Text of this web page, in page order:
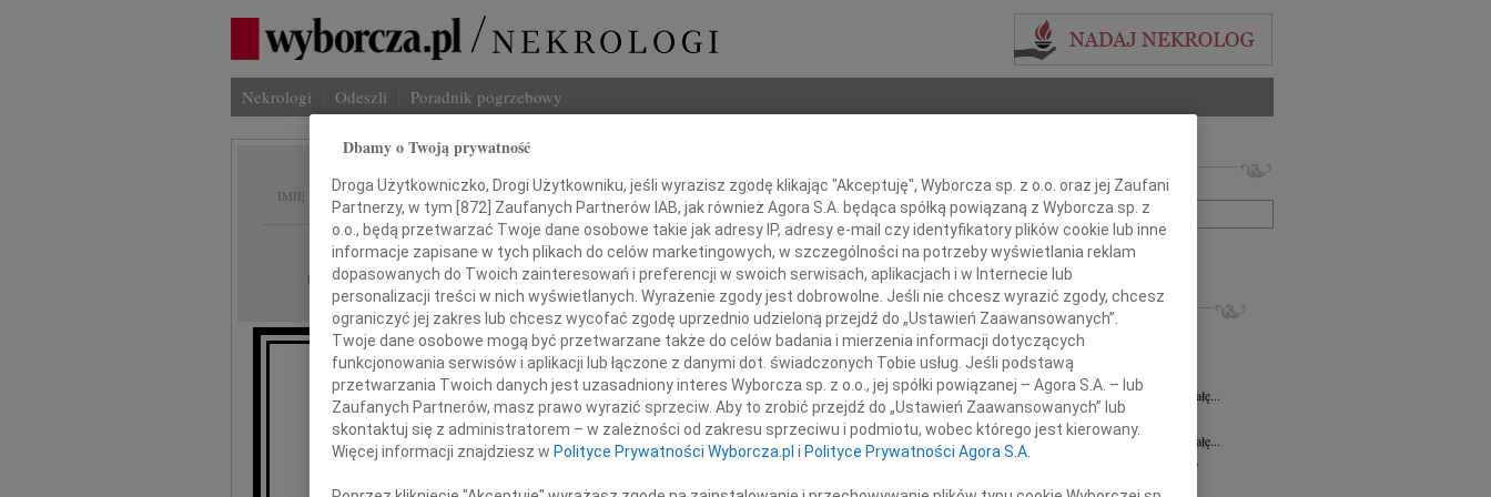
Nekrologi Odeszli Poradnik pogrzebowy
IMIĘ I NAZWISKO: Urszula Spałka
REGION: Wrocław
DATA EMISJI: 29.12.2021
Z głębokim bólem zawiadamiamy,
że w dniu 25 grudnia 2021 roku
odeszła nasza Przyjaciółka
Imię i nazwisko lub numer ogłoszenia:
+ szukanie zaawansowane
INNE NEKROLOGI
Zdzisława Sawaryn 31.07.2026
Zmarła Zdzisława Sawaryn wieloletnia...
Paweł Spychała24.07.2026
Z wielkim żalem żegnamy Ś.P. Pawła Spychałę...
Paweł Spychała
22.07.2026
Z wielkim żalem żegnamy Ś.P. Pawła Spychałę...
Zdzisław Barszczewski
Wrocław
Z głębokim smutkiem i żalem przyjęliśmy...
Dbamy o Twoją prywatność
Droga Użytkowniczko, Drogi Użytkowniku, jeśli wyrazisz zgodę klikając "Akceptuję", Wyborcza sp. z o.o. oraz jej Zaufani
Partnerzy, w tym [872] Zaufanych Partnerów IAB, jak również Agora S.A. będąca spółką powiązaną z Wyborcza sp. z
o.o., będą przetwarzać Twoje dane osobowe takie jak adresy IP, adresy e-mail czy identyfikatory plików cookie lub inne
informacje zapisane w tych plikach do celów marketingowych, w szczególności na potrzeby wyświetlania reklam
dopasowanych do Twoich zainteresowań i preferencji w swoich serwisach, aplikacjach i w Internecie lub
personalizacji treści w nich wyświetlanych. Wyrażenie zgody jest dobrowolne. Jeśli nie chcesz wyrazić zgody, chcesz
ograniczyć jej zakres lub chcesz wycofać zgodę uprzednio udzieloną przejdź do „Ustawień Zaawansowanych”.
Twoje dane osobowe mogą być przetwarzane także do celów badania i mierzenia informacji dotyczących
funkcjonowania serwisów i aplikacji lub łączone z danymi dot. świadczonych Tobie usług. Jeśli podstawą
przetwarzania Twoich danych jest uzasadniony interes Wyborcza sp. z o.o., jej spółki powiązanej – Agora S.A. – lub
Zaufanych Partnerów, masz prawo wyrazić sprzeciw. Aby to zrobić przejdź do „Ustawień Zaawansowanych” lub
skontaktuj się z administratorem – w zależności od zakresu sprzeciwu i podmiotu, wobec którego jest kierowany.
Więcej informacji znajdziesz w Polityce Prywatności Wyborcza.pl i Polityce Prywatności Agora S.A.